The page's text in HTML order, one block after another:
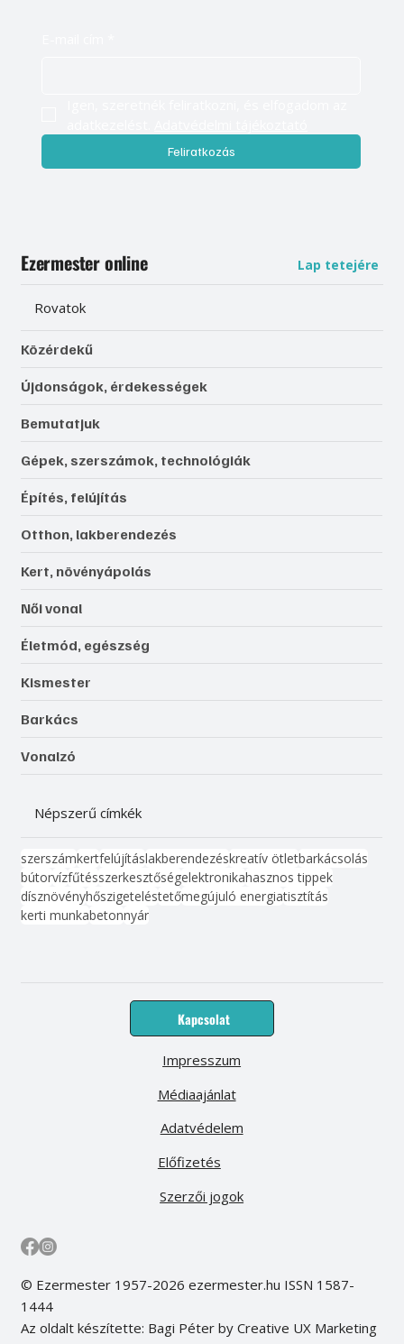
Feliratkozás
Ezermester online Lap tetejére
Rovatok
Közérdekű
Újdonságok, érdekességek
Bemutatjuk
Gépek, szerszámok, technológiák
Építés, felújítás
Otthon, lakberendezés
Kert, növényápolás
Női vonal
Életmód, egészség
Kismester
Barkács
Vonalzó
Népszerű címkék
szerszámkertfelújításlakberendezéskreatív ötletbarkácsolás
bútorvízfűtésszerkesztőségelektronikahasznos tippek
dísznövényhőszigeteléstetőmegújuló energiatisztítás
kerti munkabetonnyár
Kapcsolat
Médiaajánlat
Előfizetés
Impresszum
Adatvédelem
Szerzői jogok
© Ezermester 1957-2026 ezermester.hu ISSN 1587-
1444
Az oldalt készítette: Bagi Péter by Creative UX Marketing